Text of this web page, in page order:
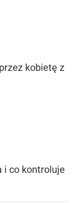
kobietę z
i co kontroluje